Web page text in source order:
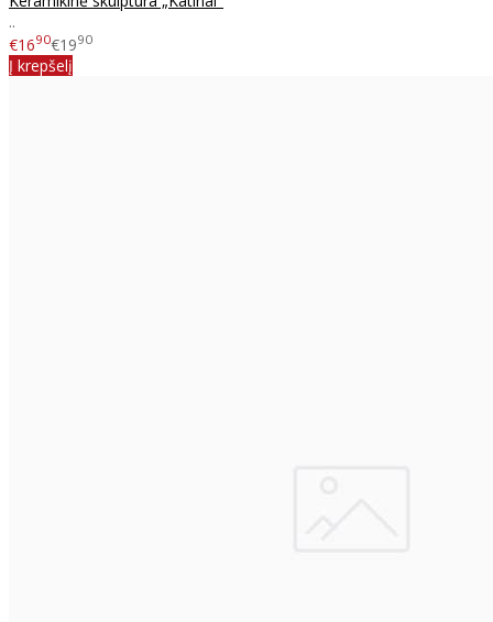
..
€1690€1990
Į krepšelį